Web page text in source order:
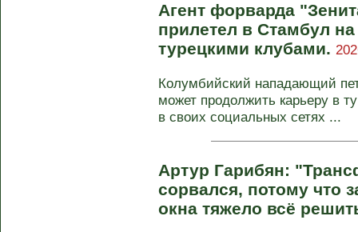
Агент форварда
прилетел в Стамбул
турецкими клубами.
Колумбийский нападающий
может продолжить карьеру в
в своих социальных сетях ...
Артур Гарибян:
сорвался, потому что
окна тяжело всё